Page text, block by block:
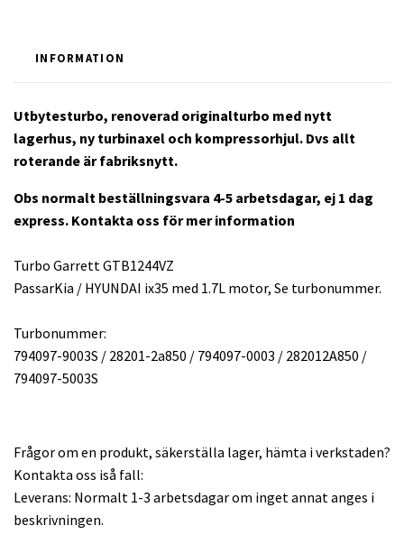
INFORMATION
Utbytesturbo, renoverad originalturbo med nytt
lagerhus, ny turbinaxel och kompressorhjul. Dvs allt
roterande är fabriksnytt.
Obs normalt beställningsvara 4-5 arbetsdagar, ej 1 dag
express. Kontakta oss för mer information
Turbo Garrett GTB1244VZ
PassarKia / HYUNDAI ix35 med 1.7L motor, Se turbonummer.
Turbonummer:
794097-9003S / 28201-2a850 / 794097-0003 / 282012A850 /
794097-5003S
Frågor om en produkt, säkerställa lager, hämta i verkstaden?
Kontakta oss iså fall:
Leverans: Normalt 1-3 arbetsdagar om inget annat anges i
beskrivningen.